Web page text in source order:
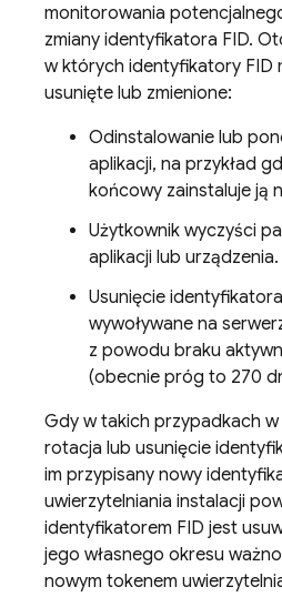
monitorowania
zmiany identyfikatora FID.
w których identyfikatory FID
usunięte lub zmienione:
Odinstalowanie lub
aplikacji, na przykład
końcowy zainstaluje ją
Użytkownik wyczyści
aplikacji lub urządzenia.
Usunięcie
wywoływane na
z powodu braku
(obecnie próg to 270
Gdy w takich przypadkach
rotacja lub usunięcie
im przypisany nowy
uwierzytelniania instalacji
identyfikatorem FID jest
jego własnego okresu
nowym tokenem